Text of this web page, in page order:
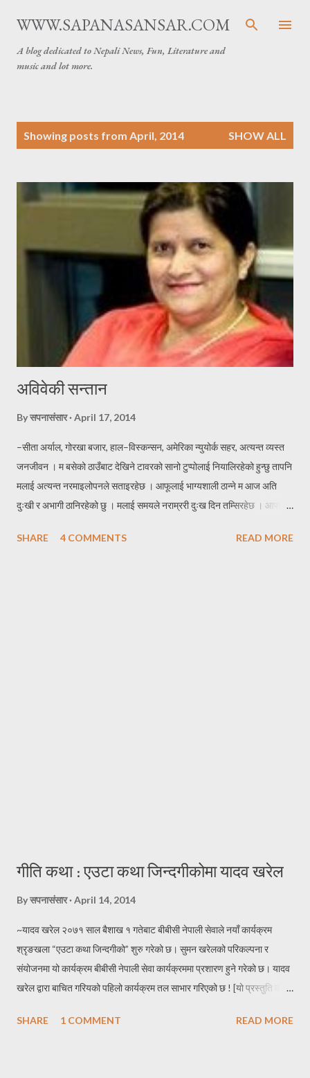
Skip to main content
WWW.SAPANASANSAR.COM
A blog dedicated to Nepali News, Fun, Literature and
music and lot more.
Showing posts from April, 2014 SHOW ALL
अविवेकी सन्तान
Byसपनासंसार April 17, 2014
–सीता अर्याल, गोरखा बजार, हाल–विस्कन्सन, अमेरिका न्युयोर्क सहर, अत्यन्त व्यस्त
जनजीवन । म बसेको ठाउँबाट देखिने टावरको सानो टुप्पोलाई नियालिरहेको हुन्छु तापनि
मलाई अत्यन्त नरमाइलोपनले सताइरहेछ । आफूलाई भाग्यशाली ठान्ने म आज अति
दुःखी र अभागी ठानिरहेको छु । मलाई समयले नराम्ररी दुःख दिन तम्सिरहेछ । आफ्नो
। उसकी आमालाई सम्झाउन त झन् मलाई हम्मे हम्मे नै परेको थियो । घरमा जम्मा दुई
SHARE 4 COMMENTS READ MORE
गीति कथा : एउटा कथा जिन्दगीकोमा यादव खरेल
Byसपनासंसार April 14, 2014
~यादव खरेल २०७१ साल बैशाख १ गतेबाट बीबीसी नेपाली सेवाले नयाँ कार्यक्रम
श्रृङखला “एउटा कथा जिन्दगीको” शुरु गरेको छ। सुमन खरेलको परिकल्पना र
संयोजनमा यो कार्यक्रम बीबीसी नेपाली सेवा कार्यक्रममा प्रशारण हुने गरेको छ। यादव
खरेल द्वारा बाचित गरियको पहिलो कार्यक्रम तल साभार गरिएको छ ! [यो प्रस्तुति कतै
गर्नुहुन अनुरोध छ । -सपनासंसार ]
SHARE 1 COMMENT READ MORE